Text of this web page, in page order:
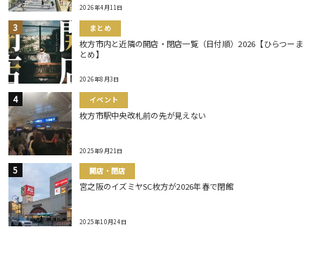
2026年4月11日
まとめ
枚方市内と近隣の開店・閉店一覧（日付順）2026【ひらつーま
とめ】
2026年8月3日
イベント
枚方市駅中央改札前の先が見えない
2025年9月21日
開店・閉店
宮之阪のイズミヤSC枚方が2026年春で閉館
2025年10月24日